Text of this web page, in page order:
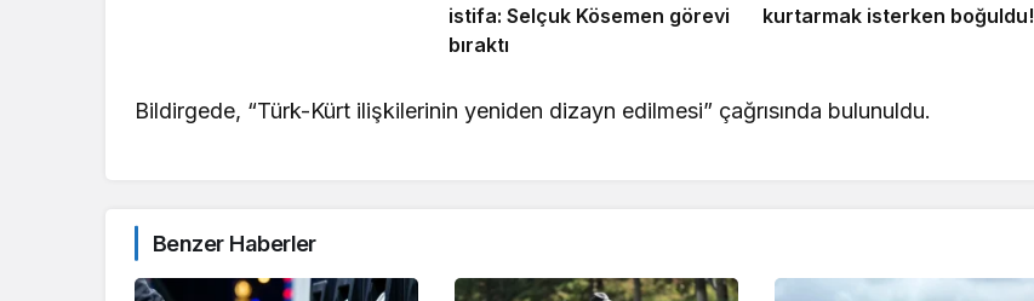
istifa: Selçuk Kösemen görevi
bıraktı
kurtarmak isterken boğuldu!
Bildirgede, “Türk-Kürt ilişkilerinin yeniden dizayn edilmesi” çağrısında bulunuldu.
Benzer Haberler